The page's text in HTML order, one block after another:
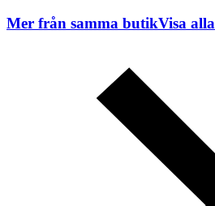
Mer från samma butikVisa alla